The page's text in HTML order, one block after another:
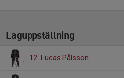
Laguppställning
12. Lucas Pålsson